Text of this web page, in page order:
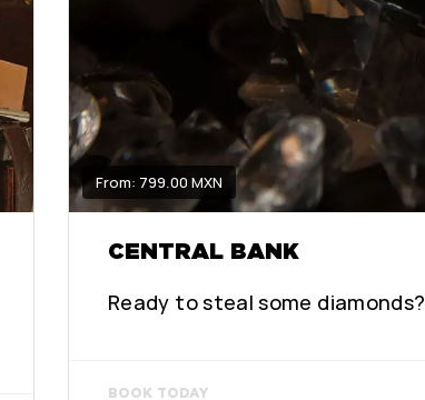
From: 799.00 MXN
CENTRAL BANK
Ready to steal some diamonds?
BOOK TODAY